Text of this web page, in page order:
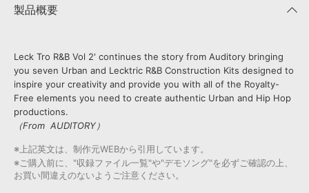
SLS ライセンス提供
製品概要
Leck Tro R&B Vol 2' continues the story from Auditory bringing
you seven Urban and Lecktric R&B Construction Kits designed to
inspire your creativity and provide you with all of the Royalty-
Free elements you need to create authentic Urban and Hip Hop
productions.
（From AUDITORY）
※上記英文は、制作元WEBから引用しています。
※ご購入前に、"収録ファイル一覧"や"デモソング"を必ずご確認の上、
お買い間違えのないようご注意ください。